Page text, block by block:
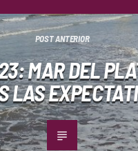
POST ANTERIOR
MAR DEL
LAS